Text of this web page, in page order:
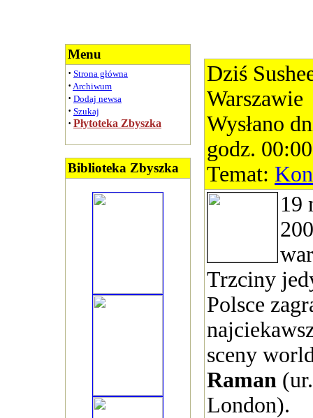
Menu
· Strona główna
· Archiwum
· Dodaj newsa
· Szukaj
· Płytoteka Zbyszka
Biblioteka Zbyszka
Dziś
Warszawie
Wysłano
godz.
Temat:
19
Trzciny
Polsce
sceny
Raman
London).